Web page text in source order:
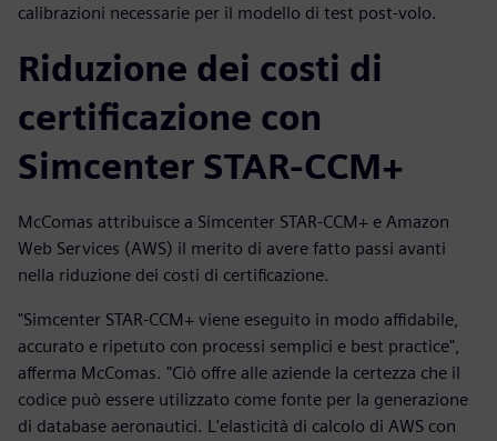
calibrazioni necessarie per il modello di test post-volo.
Riduzione dei costi di
certificazione con
Simcenter STAR-CCM+
McComas attribuisce a Simcenter STAR-CCM+ e Amazon
Web Services (AWS) il merito di avere fatto passi avanti
nella riduzione dei costi di certificazione.
"Simcenter STAR-CCM+ viene eseguito in modo affidabile,
accurato e ripetuto con processi semplici e best practice",
afferma McComas. "Ciò offre alle aziende la certezza che il
codice può essere utilizzato come fonte per la generazione
di database aeronautici. L'elasticità di calcolo di AWS con